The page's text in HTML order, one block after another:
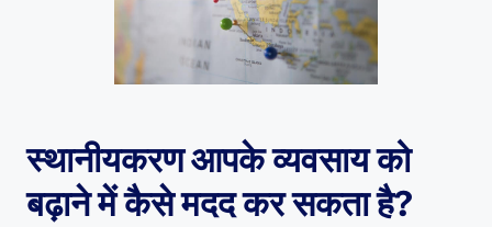
स्थानीयकरण आपके व्यवसाय को
बढ़ाने में कैसे मदद कर सकता है?